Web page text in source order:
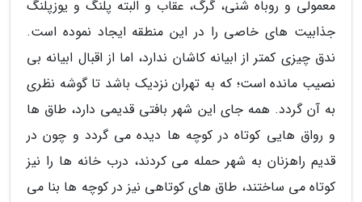
معمولی و روباه شنی، گرگ، عقاب و البته پلنگ و یوزپلنگ
جذابیت های خاصی را در این منطقه ایجاد نموده است.
ندق چیزی کمتر از ابیانه کاشان ندارد، اما از اقبال ابیانه بی
نصیب مانده است؛ که به تهران نزدیک باشد تا گوشه نظری
به آن گردد. همه جای این شهر بافتی قدیمی دارد، طاق ها
و رواق هایی کوتاه در کوچه ها دیده می گردد و چون در
قدیم راهزنان به شهر حمله می کردند، درب خانه ها را نیز
کوتاه می ساختند، طاق های کوتاهی نیز در کوچه ها بنا می